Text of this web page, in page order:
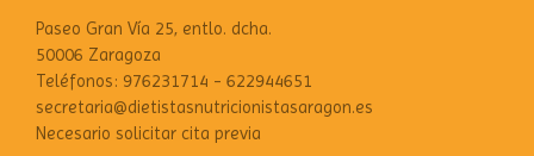
Paseo Gran Vía 25, entlo. dcha.
50006 Zaragoza
Teléfonos: 976231714 - 622944651
secretaria@dietistasnutricionistasaragon.es
Necesario solicitar cita previa